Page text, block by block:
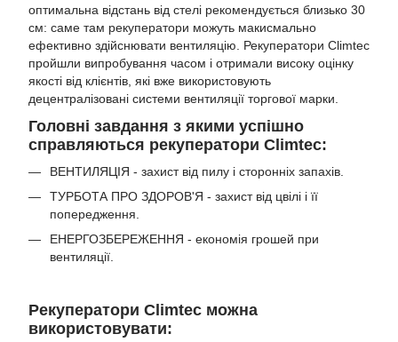
оптимальна відстань від стелі рекомендується близько 30
см: саме там рекуператори можуть макисмально
ефективно здійснювати вентиляцію. Рекуператори Climtec
пройшли випробування часом і отримали високу оцінку
якості від клієнтів, які вже використовують
децентралізовані системи вентиляції торгової марки.
Головні завдання з якими успішно
справляються рекуператори Climtec:
ВЕНТИЛЯЦІЯ - захист від пилу і сторонніх запахів.
ТУРБОТА ПРО ЗДОРОВ'Я - захист від цвілі і її
попередження.
ЕНЕРГОЗБЕРЕЖЕННЯ - економія грошей при
вентиляції.
Рекуператори Climtec можна
використовувати: